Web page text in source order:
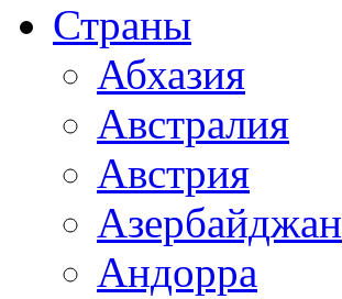
Страны
Абхазия
Австралия
Австрия
Азербайджан
Андорра